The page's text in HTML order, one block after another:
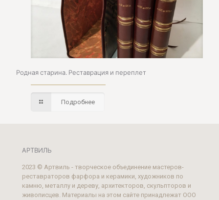
Родная старина. Реставрация и переплет
Подробнее
АРТВИЛЬ
2023 © Артвиль - творческое объединение мастеров-
реставраторов фарфора и керамики, художников по
камню, металлу и дереву, архитекторов, скульпторов и
живописцев. Материалы на этом сайте принадлежат ООО